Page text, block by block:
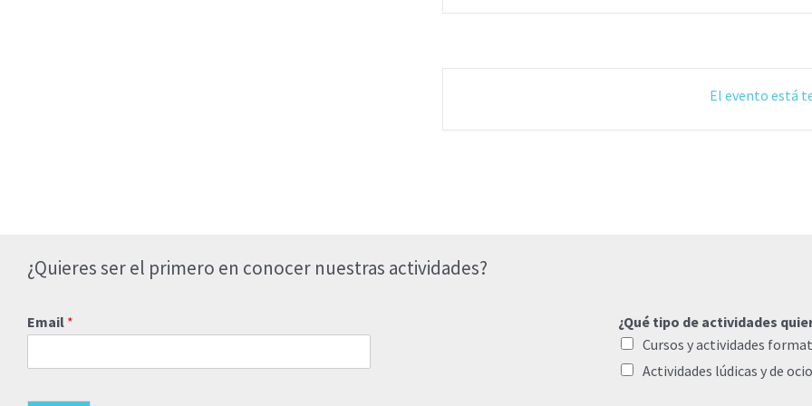
El evento está
¿Quieres ser el primero en conocer nuestras actividades?
Email * ¿Qué tipo de actividades
Cursos y actividades
Actividades lúdicas y de ocio